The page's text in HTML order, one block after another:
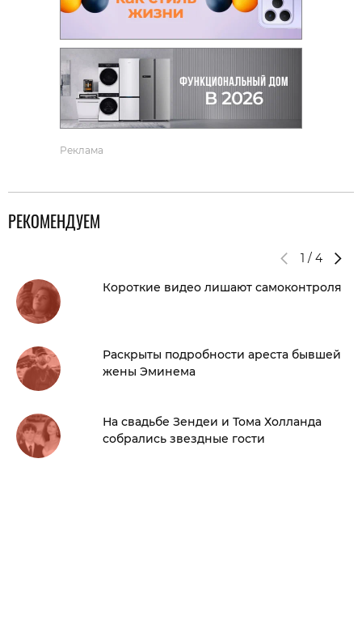
Реклама
РЕКОМЕНДУЕМ
1 / 4
Короткие видео лишают самоконтроля
Раскрыты подробности ареста бывшей
жены Эминема
На свадьбе Зендеи и Тома Холланда
собрались звездные гости